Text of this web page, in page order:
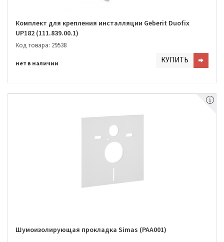
Комплект для крепления инсталляции Geberit Duofix
UP182 (111.839.00.1)
Код товара: 29538
нет в наличии КУПИТЬ
Шумоизолирующая прокладка Simas (PAA001)